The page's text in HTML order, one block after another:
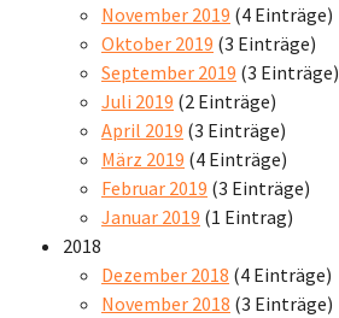
November 2019 (4 Einträge)
Oktober 2019 (3 Einträge)
September 2019 (3 Einträge)
Juli 2019 (2 Einträge)
April 2019 (3 Einträge)
März 2019 (4 Einträge)
Februar 2019 (3 Einträge)
Januar 2019 (1 Eintrag)
2018
Dezember 2018 (4 Einträge)
November 2018 (3 Einträge)